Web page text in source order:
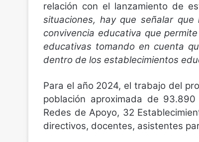
relación con el lanzamiento de
situaciones, hay que señalar
convivencia educativa que
educativas tomando en cuenta
dentro de los establecimientos
Para el año 2024, el trabajo del
población aproximada de
Redes de Apoyo, 32
directivos, docentes, asistentes